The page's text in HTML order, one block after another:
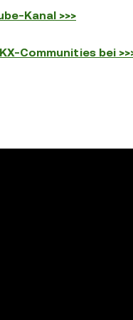
Kanal >>>
Communities bei